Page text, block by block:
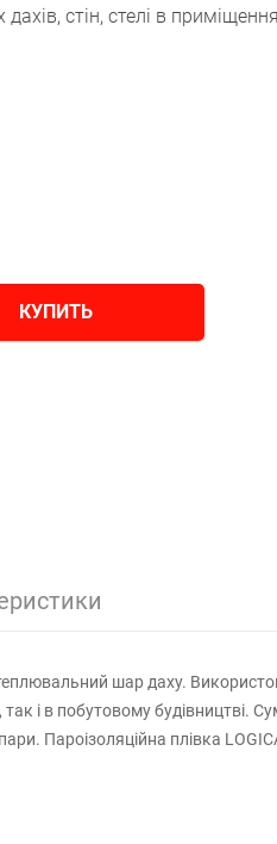
стін, стелі в
КУПИТЬ
шар даху.
і в побутовому будівництві.
Пароізоляційна плівка